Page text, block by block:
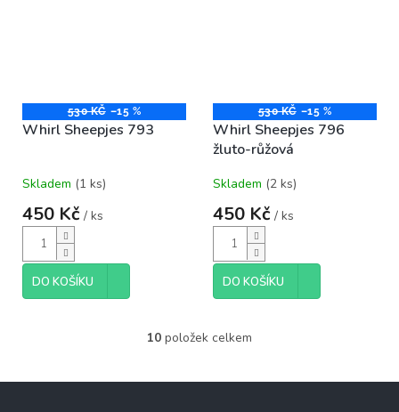
530 KČ –15 %
Whirl Sheepjes 793
Skladem (1 ks)
450 Kč / ks
DO KOŠÍKU
530 KČ –15 %
Whirl Sheepjes 796
žluto-růžová
Skladem (2 ks)
450 Kč / ks
DO KOŠÍKU
O
l
10 položek celkem